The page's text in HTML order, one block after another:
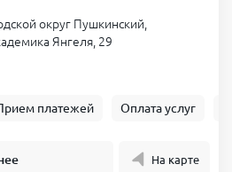
округ Пушкинский,
Янгеля, 29
платежей Оплата услуг
На карте